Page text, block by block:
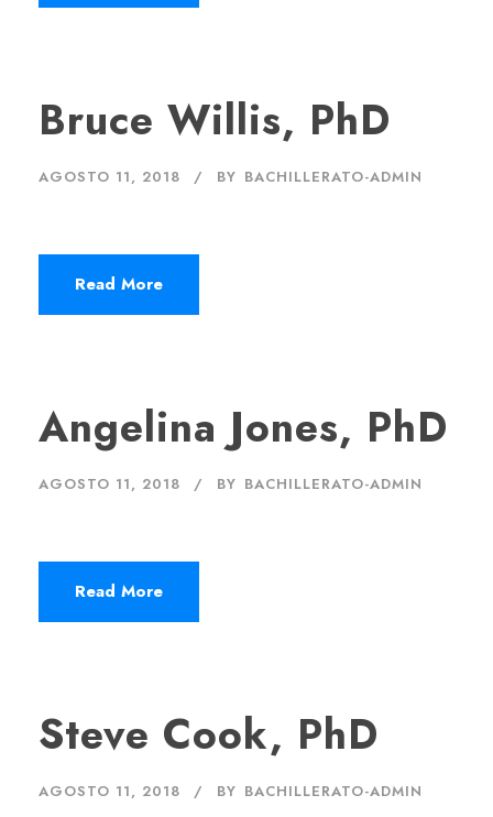
Bruce Willis, PhD
AGOSTO 11, 2018 BY BACHILLERATO-ADMIN
Read More
Angelina Jones, PhD
AGOSTO 11, 2018 BY BACHILLERATO-ADMIN
Read More
Steve Cook, PhD
AGOSTO 11, 2018 BY BACHILLERATO-ADMIN